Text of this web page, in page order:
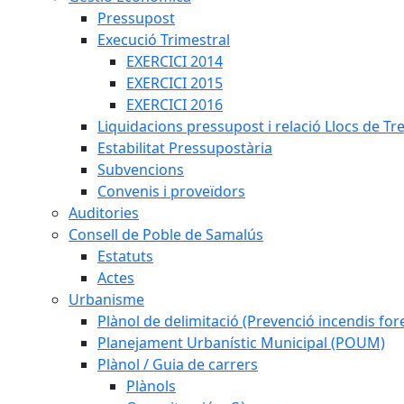
Pressupost
Execució Trimestral
EXERCICI 2014
EXERCICI 2015
EXERCICI 2016
Liquidacions pressupost i relació Llocs de
Estabilitat Pressupostària
Subvencions
Convenis i proveïdors
Auditories
Consell de Poble de Samalús
Estatuts
Actes
Urbanisme
Plànol de delimitació (Prevenció incendis
Planejament Urbanístic Municipal (POUM)
Plànol / Guia de carrers
Plànols